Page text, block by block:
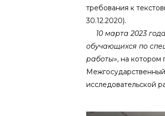
требования к
30.12.2020).
10 марта 2023 года
обучающихся по
работы», на котором
исследовательской